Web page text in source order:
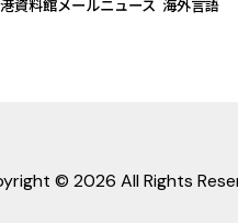
資料館メールニュース 海外言語
© 2026 All Rights